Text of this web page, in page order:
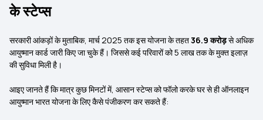
के स्टेप्स
सरकारी आंकड़ों के मुताबिक, मार्च 2025 तक इस योजना के तहत36.9 करोड़से अधिक
आयुष्मान कार्ड जारी किए जा चुके हैं। जिससे कई परिवारों को 5 लाख तक के मुक्त इलाज़
की सुविधा मिली है।
आइए जानते हैं कि मात्र कुछ मिनटों में, आसान स्टेप्स को फॉलो करके घर से ही ऑनलाइन
आयुष्मान भारत योजना के लिए कैसे पंजीकरण कर सकते हैं: